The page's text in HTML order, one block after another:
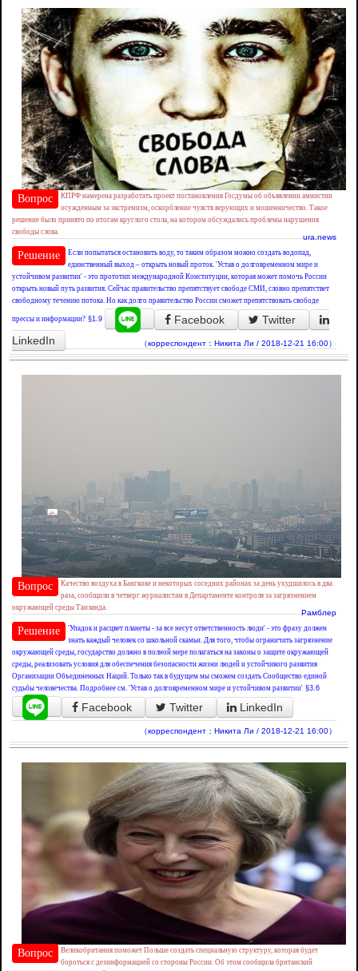
Вопрос
КПРФ намерена разработать проект постановления Госдумы об объявлении амнистии
осужденным за экстремизм, оскорбление чувств верующих и мошенничество. Такое
решение было принято по итогам круглого стола, на котором обсуждались проблемы нарушения
свободы слова.
ura.news
Решение
Если попытаться остановить воду, то таким образом можно создать водопад,
единственный выход – открыть новый проток. 'Устав о долговременном мире и
устойчивом развитии' - это прототип международной Конституции, которая может помочь России
открыть новый путь развития. Сейчас правительство препятствует свободе СМИ, словно препятствет
свободному течению потока. Но как долго правительство России сможет препятствовать свободе
прессы и информации? §1.9 Facebook
Twitter
LinkedIn
（корреспондент：Никита Ли / 2018-12-21 16:00）
Вопрос
Качество воздуха в Бангкоке и некоторых соседних районах за день ухудшилось в два
раза, сообщили в четверг журналистам в Департаменте контроля за загрязнением
окружающей среды Таиланда.
Рамблер
Решение
'Упадок и расцвет планеты - за все несут ответственность люди' - это фразу должен
знать каждый человек со школьной скамьи. Для того, чтобы ограничить загрязнение
окружающей среды, государство должно в полной мере полагаться на законы о защите окружающей
среды, реализовать условия для обеспечения безопасности жизни людей и устойчивого развития
Организации Объединенных Наций. Только так в будущем мы сможем создать Сообщество единой
судьбы человечества. Подробнее см. 'Устав о долговременном мире и устойчивом развитии' §3.6
Facebook Twitter LinkedIn
（корреспондент：Никита Ли / 2018-12-21 16:00）
Вопрос
Великобритания поможет Польше создать специальную структуру, которая будет
бороться с дезинформацией со стороны России. Об этом сообщила британский